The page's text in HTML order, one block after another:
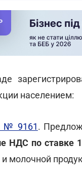
населением:
№ 9161.
НДС по ставке
молочной